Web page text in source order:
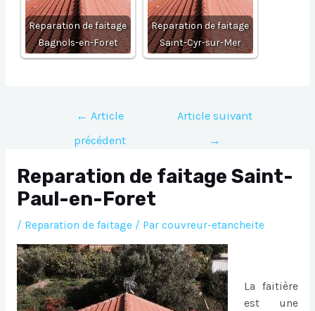
Reparation de faitage
Bagnols-en-Foret
Reparation de faitage
Saint-Cyr-sur-Mer
Navigation
l’article
← Article
précédent
Article suivant
→
Reparation de faitage Saint-
Paul-en-Foret
/ Reparation de faitage/ Par couvreur-etancheite
La faitière
est une